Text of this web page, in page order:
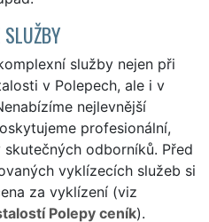
služby nejen při
v Polepech, ale i v
nejlevnější
profesionální,
odborníků. Před
vyklízecích služeb si
za vyklízení (viz
Polepy ceník).